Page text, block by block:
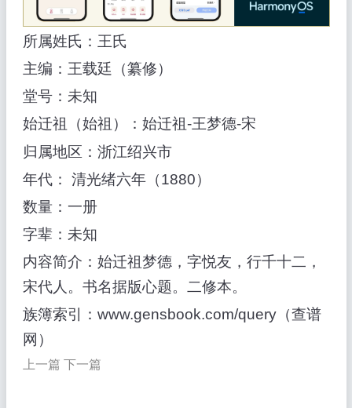
所属姓氏：王氏
主编：王载廷（纂修）
堂号：未知
始迁祖（始祖）：始迁祖-王梦德-宋
归属地区：浙江绍兴市
年代： 清光绪六年（1880）
数量：一册
字辈：未知
内容简介：始迁祖梦德，字悦友，行千十二，
宋代人。书名据版心题。二修本。
族簿索引：www.gensbook.com/query（查谱
网）
上一篇 下一篇